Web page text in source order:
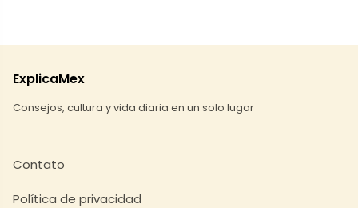
ExplicaMex
Consejos, cultura y vida diaria en un solo lugar
Contato
Política de privacidad